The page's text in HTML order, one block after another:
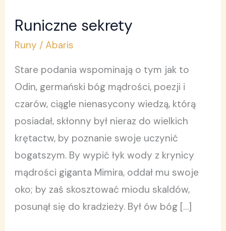
Runiczne sekrety
Runy /Abaris
Stare podania wspominają o tym jak to
Odin, germański bóg mądrości, poezji i
czarów, ciągle nienasycony wiedzą, którą
posiadał, skłonny był nieraz do wielkich
krętactw, by poznanie swoje uczynić
bogatszym. By wypić łyk wody z krynicy
mądrości giganta Mimira, oddał mu swoje
oko; by zaś skosztować miodu skaldów,
posunął się do kradzieży. Był ów bóg […]
Runiczne
sekrety